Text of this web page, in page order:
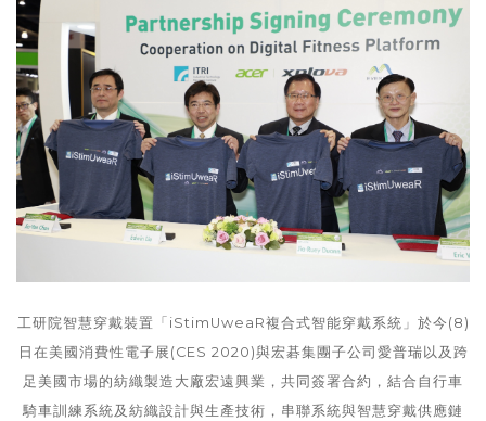
工研院智慧穿戴裝置「iStimUweaR複合式智能穿戴系統」於今(8)
日在美國消費性電子展(CES 2020)與宏碁集團子公司愛普瑞以及跨
足美國市場的紡織製造大廠宏遠興業，共同簽署合約，結合自行車
騎車訓練系統及紡織設計與生產技術，串聯系統與智慧穿戴供應鏈